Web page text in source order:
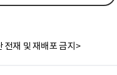
전재 및 재배포 금지>